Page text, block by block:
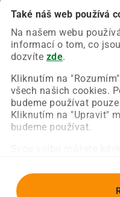
Také náš web používá
Na našem webu
informací o tom, co
dozvíte zde.
Kliknutím na
všech našich cookies.
budeme používat
Kliknutím na "Upravit"
budeme používat.
Chyba nastala na
Zkuste prosím znovu
Obnovit stránku